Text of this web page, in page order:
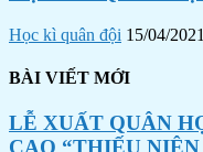
Học kì quân đội 15/04/2021
BÀI VIẾT MỚI
LỄ XUẤT QUÂN
CAO “THIẾU